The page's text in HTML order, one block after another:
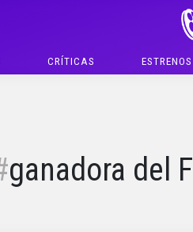
CRÍTICAS ESTRENOS
ganadora del